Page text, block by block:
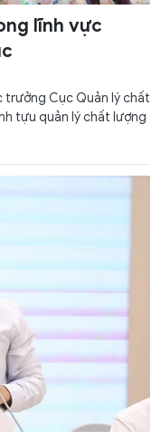
lĩnh vực
trưởng Cục Quản lý chất
tựu quản lý chất lượng